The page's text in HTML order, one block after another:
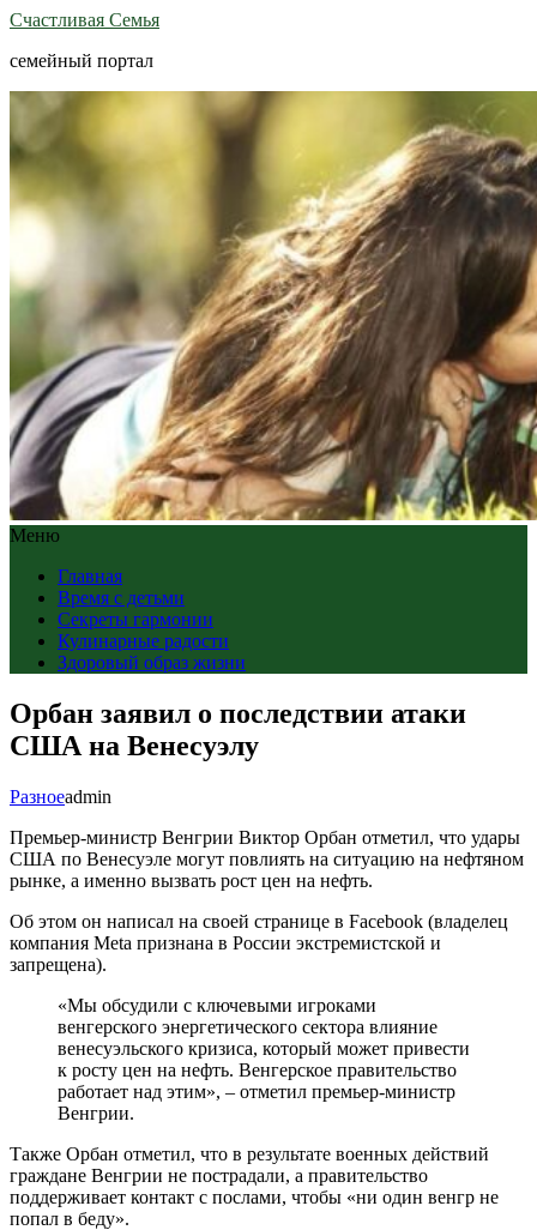
Счастливая Семья
семейный портал
Меню
Главная
Время с детьми
Секреты гармонии
Кулинарные радости
Здоровый образ жизни
Орбан заявил о последствии атаки
США на Венесуэлу
Разноеadmin
Премьер-министр Венгрии Виктор Орбан отметил, что удары
США по Венесуэле могут повлиять на ситуацию на нефтяном
рынке, а именно вызвать рост цен на нефть.
Об этом он написал на своей странице в Facebook (владелец
компания Meta признана в России экстремистской и
запрещена).
«Мы обсудили с ключевыми игроками
венгерского энергетического сектора влияние
венесуэльского кризиса, который может привести
к росту цен на нефть. Венгерское правительство
работает над этим», – отметил премьер-министр
Венгрии.
Также Орбан отметил, что в результате военных действий
граждане Венгрии не пострадали, а правительство
поддерживает контакт с послами, чтобы «ни один венгр не
попал в беду».